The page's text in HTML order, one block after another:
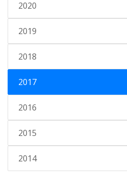
2020
2019
2018
2017
2016
2015
2014